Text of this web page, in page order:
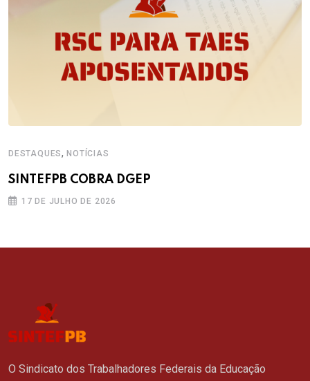
DESTAQUES,NOTÍCIAS
SINTEFPB COBRA DGEP
17 DE JULHO DE 2026
O Sindicato dos Trabalhadores Federais da Educação